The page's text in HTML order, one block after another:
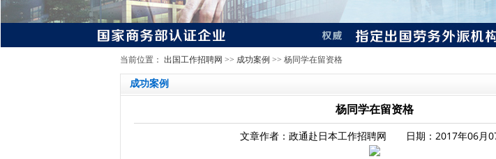
当前位置： 出国工作招聘网 >> 成功案例 >> 杨同学在留资格
成功案例
杨同学在留资格
文章作者：政通赴日本工作招聘网 日期：2017年06月